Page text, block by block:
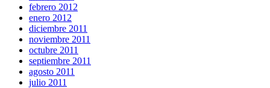
febrero 2012
enero 2012
diciembre 2011
noviembre 2011
octubre 2011
septiembre 2011
agosto 2011
julio 2011